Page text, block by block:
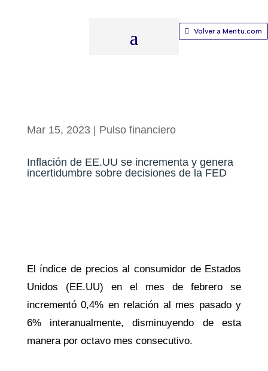
Volver a Mentu.com
Mar 15, 2023| Pulso financiero
Inflación de EE.UU se incrementa y genera
incertidumbre sobre decisiones de la FED
El índice de precios al consumidor de Estados
Unidos (EE.UU) en el mes de febrero se
incrementó 0,4% en relación al mes pasado y
6% interanualmente, disminuyendo de esta
manera por octavo mes consecutivo.